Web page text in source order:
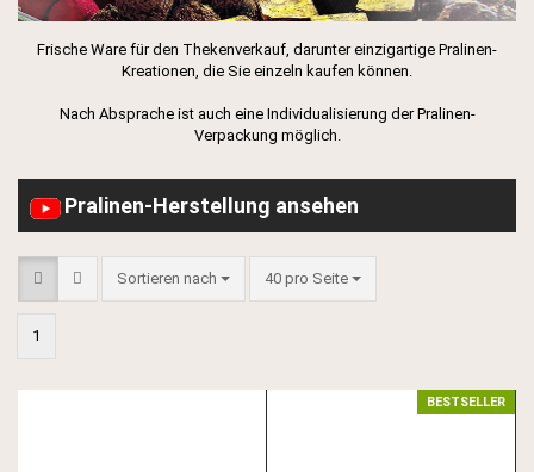
Frische Ware für den Thekenverkauf, darunter einzigartige Pralinen-
Kreationen, die Sie einzeln kaufen können.
Nach Absprache ist auch eine Individualisierung der Pralinen-
Verpackung möglich.
Pralinen-Herstellung ansehen
Sortieren nach
Sortieren nach 40 pro Seite
pro Seite
1
BESTSELLER